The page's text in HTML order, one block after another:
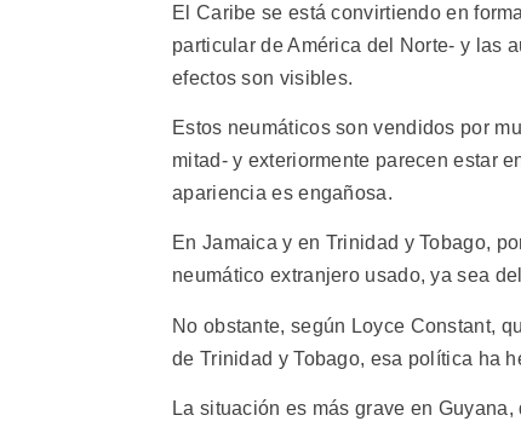
El Caribe se está convirtiendo en
particular de América del Norte- y las
efectos son visibles.
Estos neumáticos son vendidos por
mitad- y exteriormente parecen estar
apariencia es engañosa.
En Jamaica y en Trinidad y Tobago,
neumático extranjero usado, ya sea
No obstante, según Loyce Constant,
de Trinidad y Tobago, esa política ha
La situación es más grave en